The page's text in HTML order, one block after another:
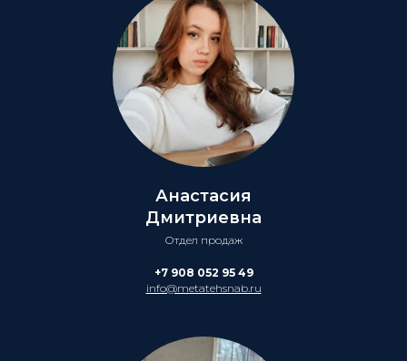
Анастасия
Дмитриевна
Отдел продаж
+7 908 052 95 49
info@metatehsnab.ru